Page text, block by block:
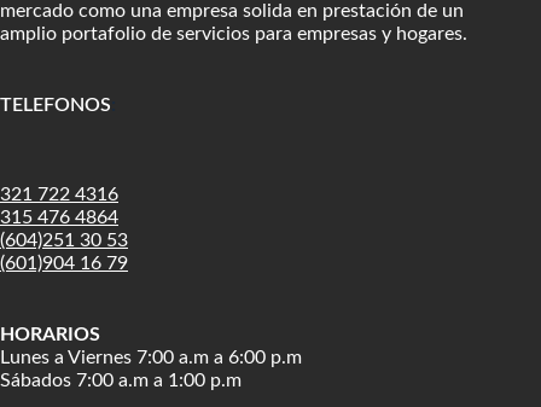
mercado como una empresa solida en prestación de un
amplio portafolio de servicios para empresas y hogares.
TELEFONOS
321 722 4316
315 476 4864
(604)251 30 53
(601)904 16 79
HORARIOS
Lunes a Viernes 7:00 a.m a 6:00 p.m
Sábados 7:00 a.m a 1:00 p.m